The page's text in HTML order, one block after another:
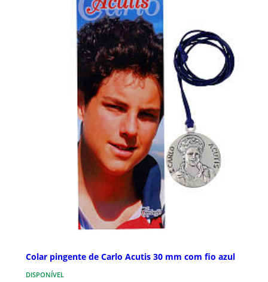
Colar pingente de Carlo Acutis 30 mm com fio azul
DISPONÍVEL